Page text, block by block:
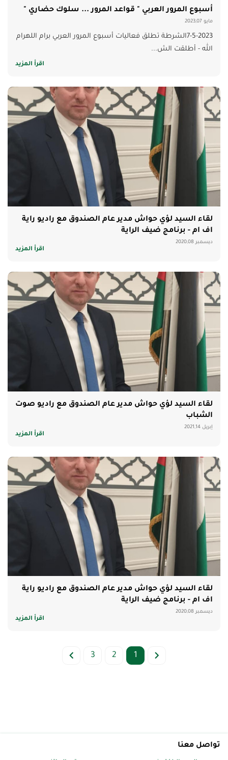
أسبوع المرور العربي " قواعد المرور ... سلوك حضاري "
مايو 2023,07
7-5-2023الشرطة تطلق فعاليات أسبوع المرور العربي برام اللهرام
الله - أطلقت الش...
اقرأ المزيد
لقاء السيد لؤي حواش مدير عام الصندوق مع راديو راية
اف ام - برنامج ضيف الراية
ديسمبر 2020,08
اقرأ المزيد
لقاء السيد لؤي حواش مدير عام الصندوق مع راديو صوت
الشباب
إبريل 2021,14
اقرأ المزيد
لقاء السيد لؤي حواش مدير عام الصندوق مع راديو راية
اف ام - برنامج ضيف الراية
ديسمبر 2020,08
اقرأ المزيد
1
2
3
تواصل معنا